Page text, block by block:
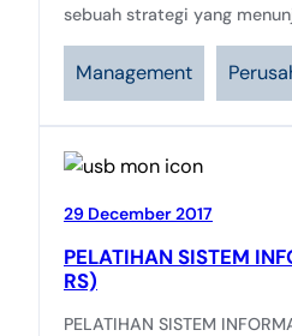
sebuah strategi yang
Management
29 December 2017
PELATIHAN SISTEM
RS)
PELATIHAN SISTEM